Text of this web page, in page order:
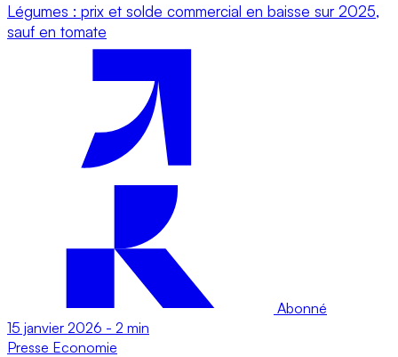
Légumes : prix et solde commercial en baisse sur 2025,
sauf en tomate
Abonné
15 janvier 2026 - 2 min
Presse Economie